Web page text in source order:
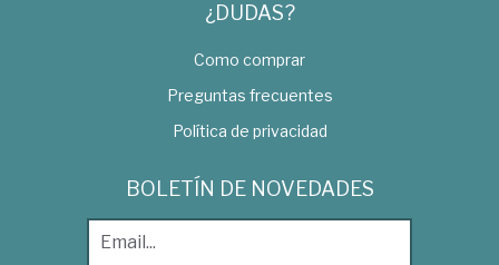
¿DUDAS?
Como comprar
Preguntas frecuentes
Política de privacidad
BOLETÍN DE NOVEDADES